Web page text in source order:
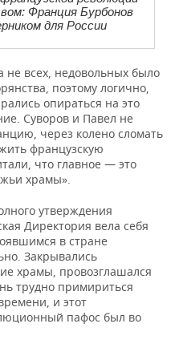
Франция Бурбонов
для России
не всех, недовольных было
поэтому логично,
опираться на это
Суворов и Павел не
через колено сломать
французскую
что главное — это
храмы».
утверждения
Директория вела себя
в стране
Закрывались
храмы, провозглашался
трудно примириться
и этот
пафос был во